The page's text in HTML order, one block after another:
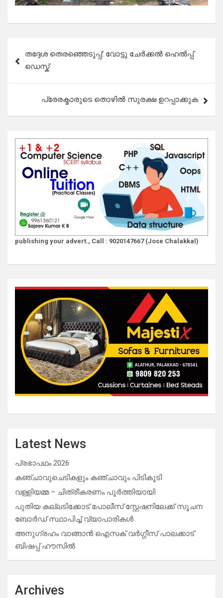
navigation
തദ്ദേശ തെരഞ്ഞെടുപ്പ്: വോട്ടു ചേർക്കൽ ഹെൽപ്പ്
ഡെസ്ക്
പ്രേരക്മാരുടെ തൊഴിൽ സുരക്ഷ ഉറപ്പാക്കുക
publishing your advert., Call : 9020147667 (Jose Chalakkal)
Latest News
പ്രഭാപഥം 2026
കഞ്ചാവുചെടികളും കഞ്ചാവും പിടികൂടി
വള്ളിയമ്മ – ചിത്രീകരണം പൂർത്തിയായി
പുതിയ കല്ലടിക്കോട് പോലീസ് സ്റ്റേഷനിലേക്ക് സൂചന
ബോർഡ് സ്ഥാപിച്ച് വ്യാപാരികൾ
അനുഗ്രഹം വാങ്ങാൻ ഐസക് വര്‍ഗ്ഗീസ് പാലക്കാട്
ബിഷപ്പ് ഹൗസില്‍
Archives